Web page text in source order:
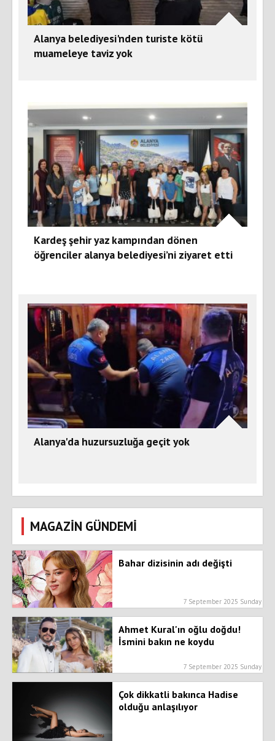
Alanya belediyesi'nden turiste kötü
muameleye taviz yok
Kardeş şehir yaz kampından dönen
öğrenciler alanya belediyesi’ni ziyaret etti
Alanya'da huzursuzluğa geçit yok
MAGAZİN GÜNDEMİ
Bahar dizisinin adı değişti
7 September 2025 Sunday
Ahmet Kural'ın oğlu doğdu!
İsmini bakın ne koydu
7 September 2025 Sunday
Çok dikkatli bakınca Hadise
olduğu anlaşılıyor